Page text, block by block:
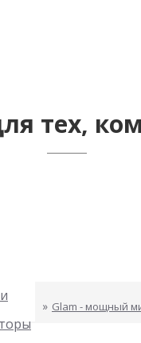
тех,
Glam - мощный